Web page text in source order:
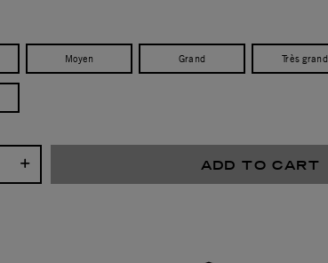
Moyen Grand Très grand
ADD TO CART